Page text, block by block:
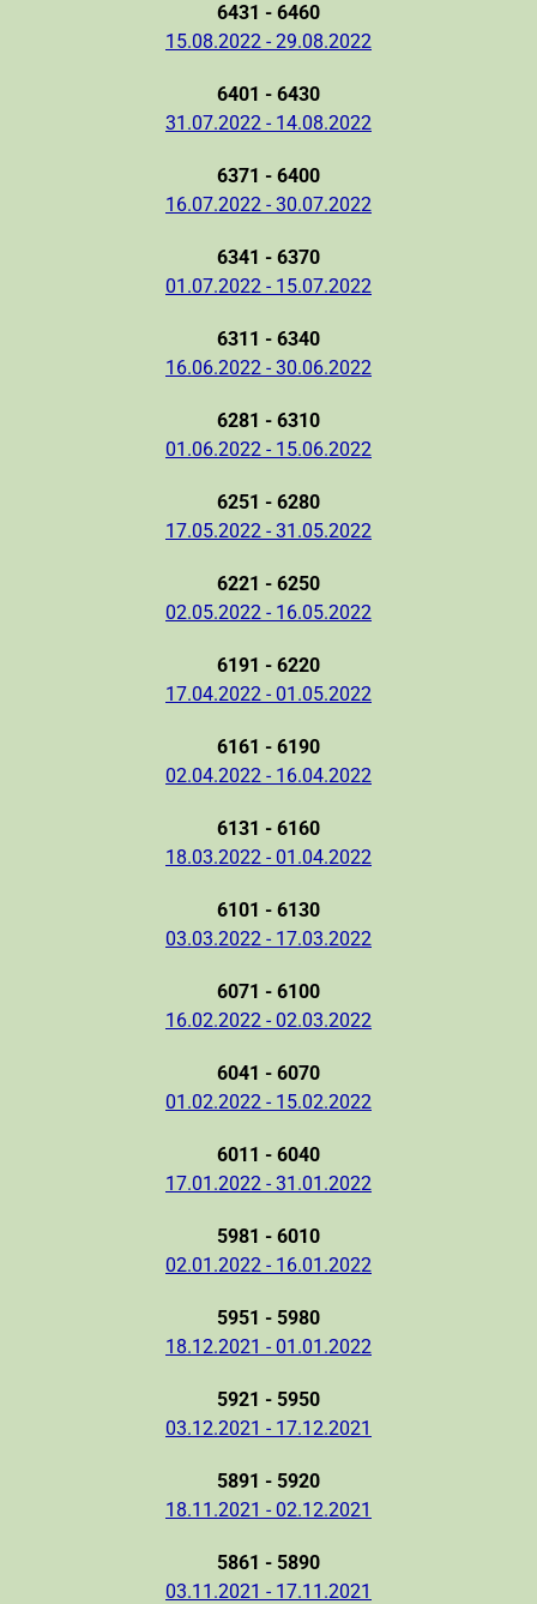
6431 - 6460
15.08.2022 - 29.08.2022
6401 - 6430
31.07.2022 - 14.08.2022
6371 - 6400
16.07.2022 - 30.07.2022
6341 - 6370
01.07.2022 - 15.07.2022
6311 - 6340
16.06.2022 - 30.06.2022
6281 - 6310
01.06.2022 - 15.06.2022
6251 - 6280
17.05.2022 - 31.05.2022
6221 - 6250
02.05.2022 - 16.05.2022
6191 - 6220
17.04.2022 - 01.05.2022
6161 - 6190
02.04.2022 - 16.04.2022
6131 - 6160
18.03.2022 - 01.04.2022
6101 - 6130
03.03.2022 - 17.03.2022
6071 - 6100
16.02.2022 - 02.03.2022
6041 - 6070
01.02.2022 - 15.02.2022
6011 - 6040
17.01.2022 - 31.01.2022
5981 - 6010
02.01.2022 - 16.01.2022
5951 - 5980
18.12.2021 - 01.01.2022
5921 - 5950
03.12.2021 - 17.12.2021
5891 - 5920
18.11.2021 - 02.12.2021
5861 - 5890
03.11.2021 - 17.11.2021